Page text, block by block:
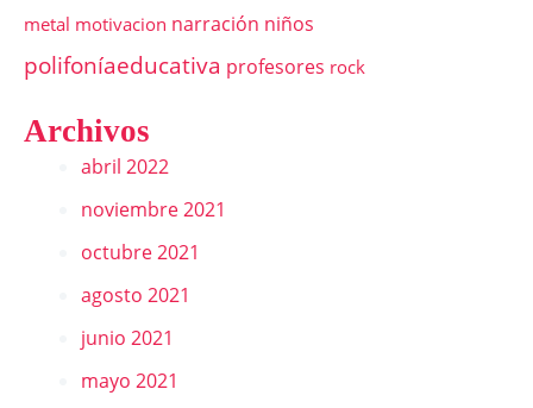
metal motivacion narración niños
polifoníaeducativa profesores rock
Archivos
abril 2022
noviembre 2021
octubre 2021
agosto 2021
junio 2021
mayo 2021